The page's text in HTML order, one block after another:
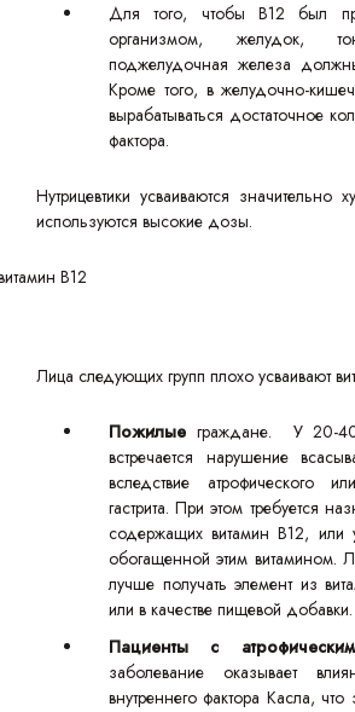
Для того, чтобы В12 был
организмом, желудок,
поджелудочная железа
Кроме того, в желудочно-
вырабатываться достаточное
фактора.
Нутрицевтики усваиваются
используются высокие дозы.
Лица следующих групп плохо усваивают
Пожилые граждане. У 20-
встречается нарушение
вследствие атрофического
гастрита. При этом требуется
содержащих витамин В12, или
обогащенной этим витамином.
лучше получать элемент из
или в качестве пищевой добавки.
Пациенты с
заболевание оказывает
внутреннего фактора Касла, что